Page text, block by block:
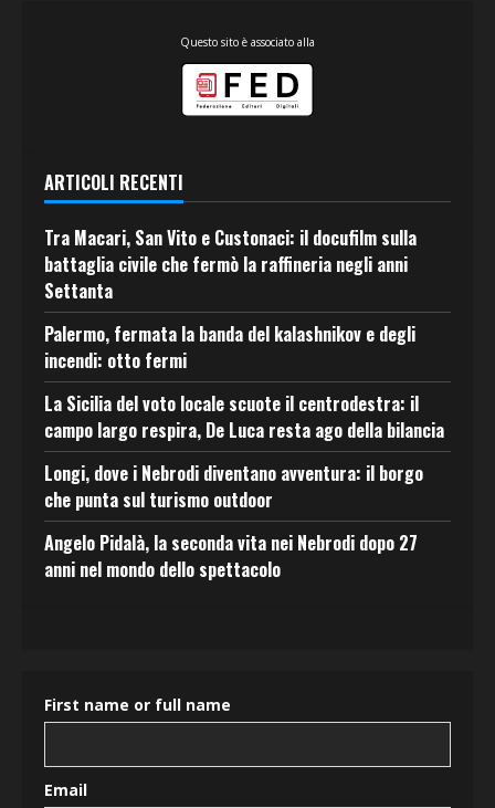
Questo sito è associato alla
ARTICOLI RECENTI
Tra Macari, San Vito e Custonaci: il docufilm sulla
battaglia civile che fermò la raffineria negli anni
Settanta
Palermo, fermata la banda del kalashnikov e degli
incendi: otto fermi
La Sicilia del voto locale scuote il centrodestra: il
campo largo respira, De Luca resta ago della bilancia
Longi, dove i Nebrodi diventano avventura: il borgo
che punta sul turismo outdoor
Angelo Pidalà, la seconda vita nei Nebrodi dopo 27
anni nel mondo dello spettacolo
First name or full name
Email